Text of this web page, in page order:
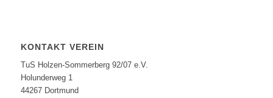
KONTAKT VEREIN
TuS Holzen-Sommerberg 92/07 e.V.
Holunderweg 1
44267 Dortmund